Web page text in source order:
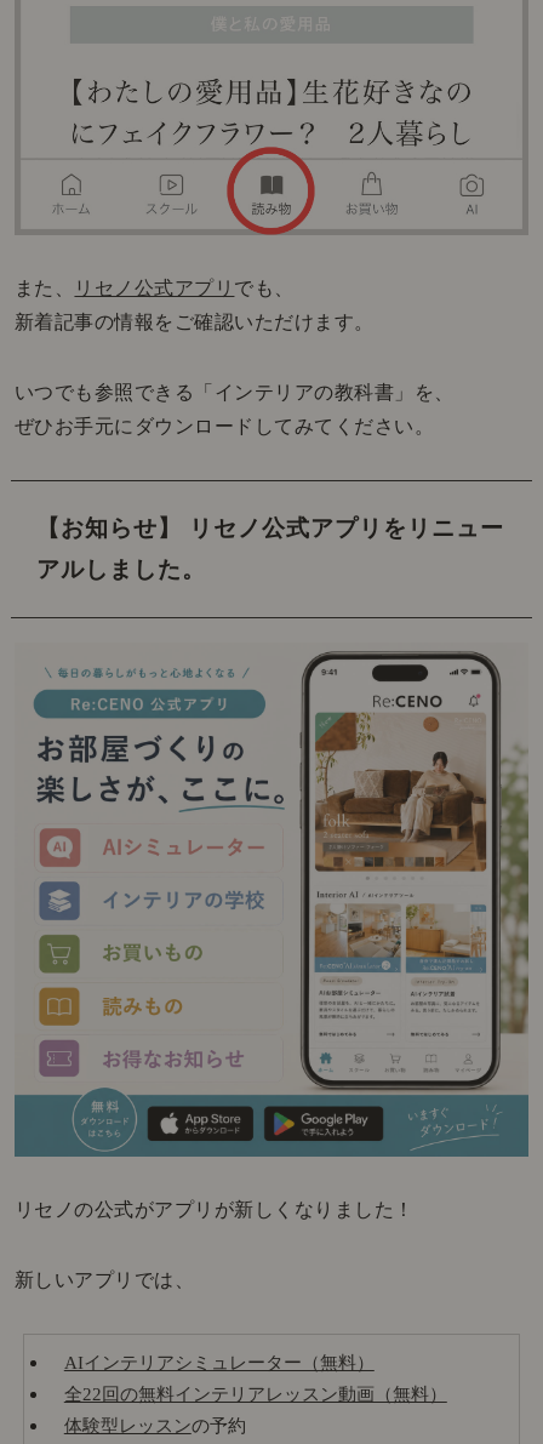
また、 リセノ公式アプリ でも、
新着記事の情報をご確認いただけます。
いつでも参照できる「インテリアの教科書」を、
ぜひお手元にダウンロードしてみてください。
【お知らせ】 リセノ公式アプリをリニュー
アルしました。
リセノの公式がアプリが新しくなりました！
新しいアプリでは、
AIインテリアシミュレーター（無料）
全22回の無料インテリアレッスン動画（無料）
体験型レッスンの予約